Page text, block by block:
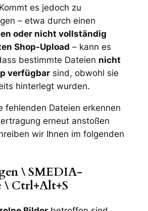
es jedoch zu
– etwa durch einen
oder nicht vollständig
Shop-Upload – kann es
bestimmte Dateien nicht
verfügbarsind, obwohl sie
hinterlegt wurden.
fehlenden Dateien erkennen
erneut anstoßen
wir Ihnen im folgenden
\SMEDIA-
\ Ctrl+Alt+S